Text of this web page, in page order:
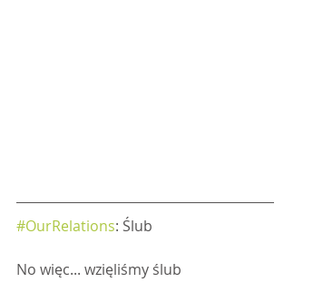
#OurRelations: Ślub
No więc... wzięliśmy ślub